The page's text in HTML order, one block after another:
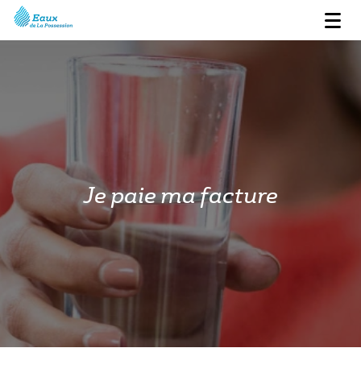
Je paie ma facture